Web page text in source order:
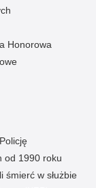
Honorowa
od 1990 roku
śmierć w służbie